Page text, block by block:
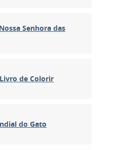
Senhora das
de Colorir
do Gato